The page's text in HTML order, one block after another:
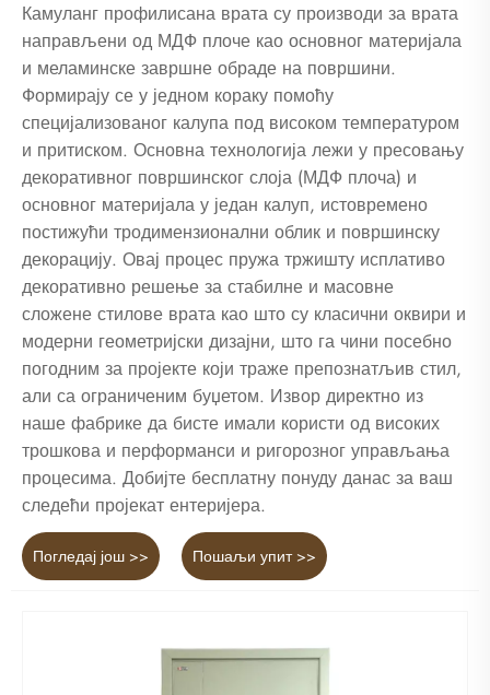
Камуланг профилисана врата су производи за врата
направљени од МДФ плоче као основног материјала
и меламинске завршне обраде на површини.
Формирају се у једном кораку помоћу
специјализованог калупа под високом температуром
и притиском. Основна технологија лежи у пресовању
декоративног површинског слоја (МДФ плоча) и
основног материјала у један калуп, истовремено
постижући тродимензионални облик и површинску
декорацију. Овај процес пружа тржишту исплативо
декоративно решење за стабилне и масовне
сложене стилове врата као што су класични оквири и
модерни геометријски дизајни, што га чини посебно
погодним за пројекте који траже препознатљив стил,
али са ограниченим буџетом. Извор директно из
наше фабрике да бисте имали користи од високих
трошкова и перформанси и ригорозног управљања
процесима. Добијте бесплатну понуду данас за ваш
следећи пројекат ентеријера.
Погледај још >> Пошаљи упит >>